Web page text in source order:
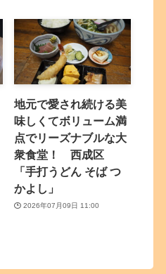
地元で愛され続ける美
味しくてボリューム満
点でリーズナブルな大
衆食堂！ 西成区
「手打うどん そば つ
かよし」
2026年07月09日 11:00